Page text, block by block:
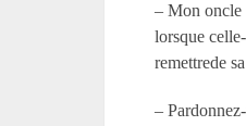
– Mon oncle
lorsque
remettrede
–